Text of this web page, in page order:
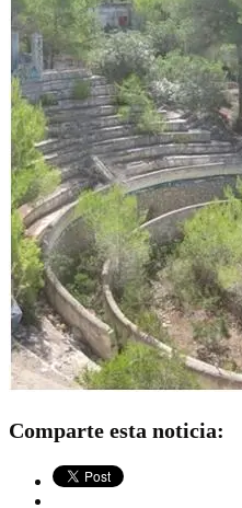
Comparte esta noticia: